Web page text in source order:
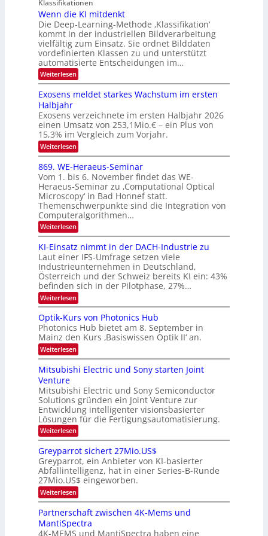
n
O
N
T
e
c
h
T
a
k
s
e
n
a
u
f
d
e
r
V
S
I
O
N
2
0
2
6
u
n
g
z
u
E
l
e
t
r
o
n
k
-
u
n
d
B
i
l
d
v
e
r
a
r
b
e
i
n
g
s
-
T
e
n
d
s
Klassifikationen
Wenn die KI mitdenkt
Die Deep-Learning-Methode ‚Klassifikation‘
kommt in der industriellen Bildverarbeitung
vielfältig zum Einsatz. Sie ordnet Bilddaten
vordefinierten Klassen zu und unterstützt
automatisierte Entscheidungen im…
Weiterlesen:
W
n
d
i
e
K
I
m
i
t
d
e
n
k
t
Exosens meldet starkes Wachstum im ersten
Halbjahr
Exosens verzeichnete im ersten Halbjahr 2026
einen Umsatz von 253,1Mio.€ – ein Plus von
15,3% im Vergleich zum Vorjahr.
Weiterlesen:
E
x
o
s
e
n
s
m
e
l
d
e
t
s
t
a
r
k
e
W
a
c
h
s
u
i
m
e
r
s
t
e
n
H
a
l
b
j
a
r
869. WE-Heraeus-Seminar
Vom 1. bis 6. November findet das WE-
Heraeus-Seminar zu ‚Computational Optical
Microscopy‘ in Bad Honnef statt.
Themenschwerpunkte sind die Integration von
Computeralgorithmen…
Weiterlesen:
8
9
.
W
E
-
H
e
r
a
e
u
s
-
S
e
n
a
r
KI-Einsatz nimmt in der DACH-Industrie zu
Laut einer IFS-Umfrage setzen viele
Industrieunternehmen in Deutschland,
Österreich und der Schweiz bereits KI ein: 43%
befinden sich in der Pilotphase, 27%…
Weiterlesen:
K
-
E
i
n
s
t
n
m
m
t
i
n
d
e
r
D
A
C
H
I
n
d
Optik-Kurs von Photonics Hub
Photonics Hub bietet am 8. September in
Mainz den Kurs ‚Basiswissen Optik II‘ an.
Weiterlesen:
O
p
t
k
-
K
u
r
s
v
o
n
P
h
o
t
o
n
i
c
Mitsubishi Electric und Sony starten Joint
Venture
Mitsubishi Electric und Sony Semiconductor
Solutions gründen ein Joint Venture zur
Entwicklung intelligenter visionsbasierter
Lösungen für die Fertigungsautomatisierung.
Weiterlesen:
M
t
s
u
b
i
s
h
i
E
Greyparrot sichert 27Mio.US$
Greyparrot, ein Anbieter von KI-basierter
Abfallintelligenz, hat in einer Series-B-Runde
27Mio.US$ eingeworben.
Weiterlesen:
G
r
e
y
p
Partnerschaft zwischen 4K-Mems und
MantiSpectra
4K-MEMS und MantiSpectra haben eine